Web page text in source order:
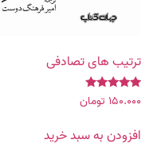
ترتیب‌ های تصادفی
5.00
۱۵۰.۰۰۰ تومان
افزودن به سبد خرید